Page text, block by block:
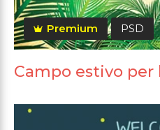
Premium PSD
Campo estivo per